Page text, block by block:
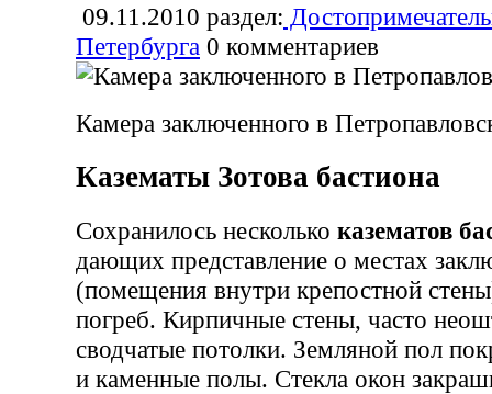
09.11.2010 раздел:
Петербурга 0 комментариев
Камера заключенного в
Казематы Зотова бастиона
Сохранилось несколько казематов
дающих представление о местах
(помещения внутри крепостной
погреб. Кирпичные стены, часто
сводчатые потолки. Земляной пол
и каменные полы. Стекла окон